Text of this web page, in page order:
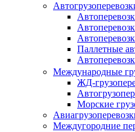
Паллетные
Международные
ЖД-
Морские
Междугородние